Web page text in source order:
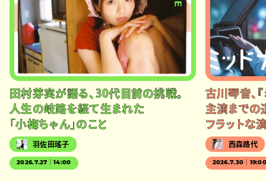
田村芽実が語る、30代目前の挑戦。
人生の岐路を経て生まれた
「小梅ちゃん」のこと
羽佐田瑤子
2026.7.27｜14:00
古川琴音、
主演までの
フラットな
西森路代
2026.7.30｜